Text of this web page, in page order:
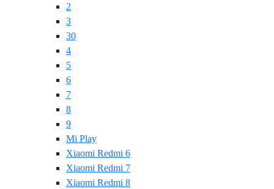
2
3
30
4
5
6
7
8
9
Mi Play
Xiaomi Redmi 6
Xiaomi Redmi 7
Xiaomi Redmi 8